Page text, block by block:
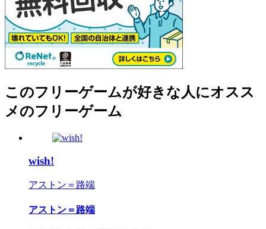
このフリーゲームが好きな人にオスス
メのフリーゲーム
wish!
アストン＝路端
アストン＝路端